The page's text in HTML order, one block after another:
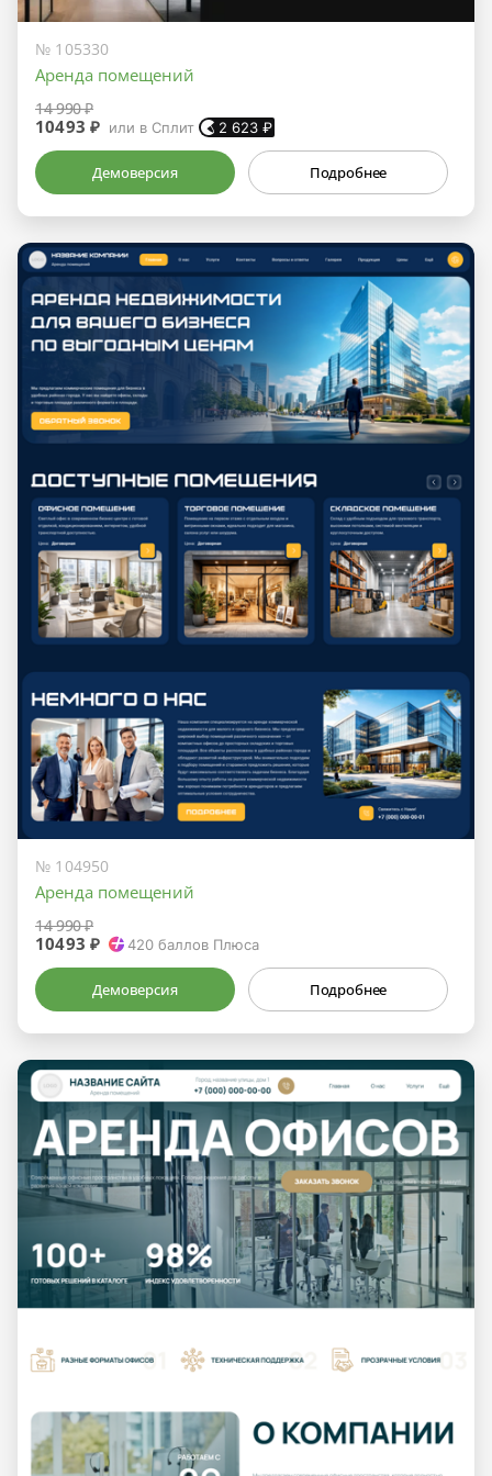
№ 105330
Аренда помещений
14 990 ₽
10493 ₽ или в Сплит 2 623 ₽
Демоверсия Подробнее
№ 104950
Аренда помещений
14 990 ₽
10493 ₽ 420 баллов Плюса
Демоверсия Подробнее